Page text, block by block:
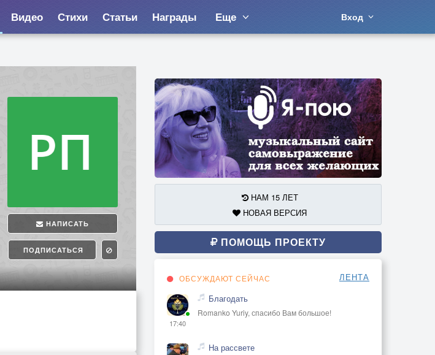
Видео Стихи Статьи Награды Еще Вход
НАПИСАТЬ
ПОДПИСАТЬСЯ
НАМ 15 ЛЕТ
НОВАЯ ВЕРСИЯ
ПОМОЩЬ ПРОЕКТУ
ОБСУЖДАЮТ СЕЙЧАС ЛЕНТА
17:40
Благодать
Romanko Yuriy, спасибо Вам большое!
На рассвете